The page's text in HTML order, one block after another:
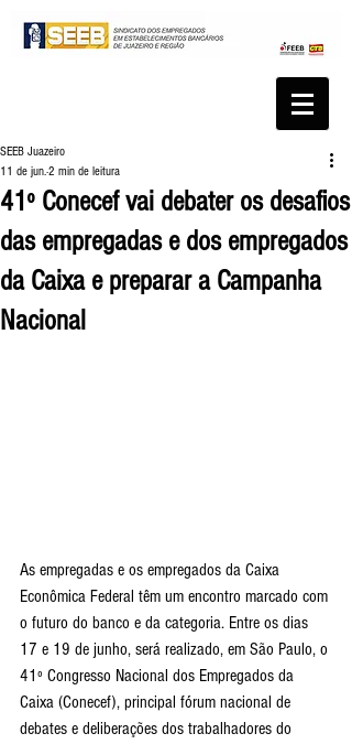
41º Conecef vai debater os desafios
das empregadas e dos empregados
da Caixa e preparar a Campanha
Nacional
SEEB Juazeiro
11 de jun.2 min de leitura
As empregadas e os empregados da Caixa
Econômica Federal têm um encontro marcado com
o futuro do banco e da categoria. Entre os dias
17 e 19 de junho, será realizado, em São Paulo, o
41º Congresso Nacional dos Empregados da
Caixa (Conecef), principal fórum nacional de
debates e deliberações dos trabalhadores do